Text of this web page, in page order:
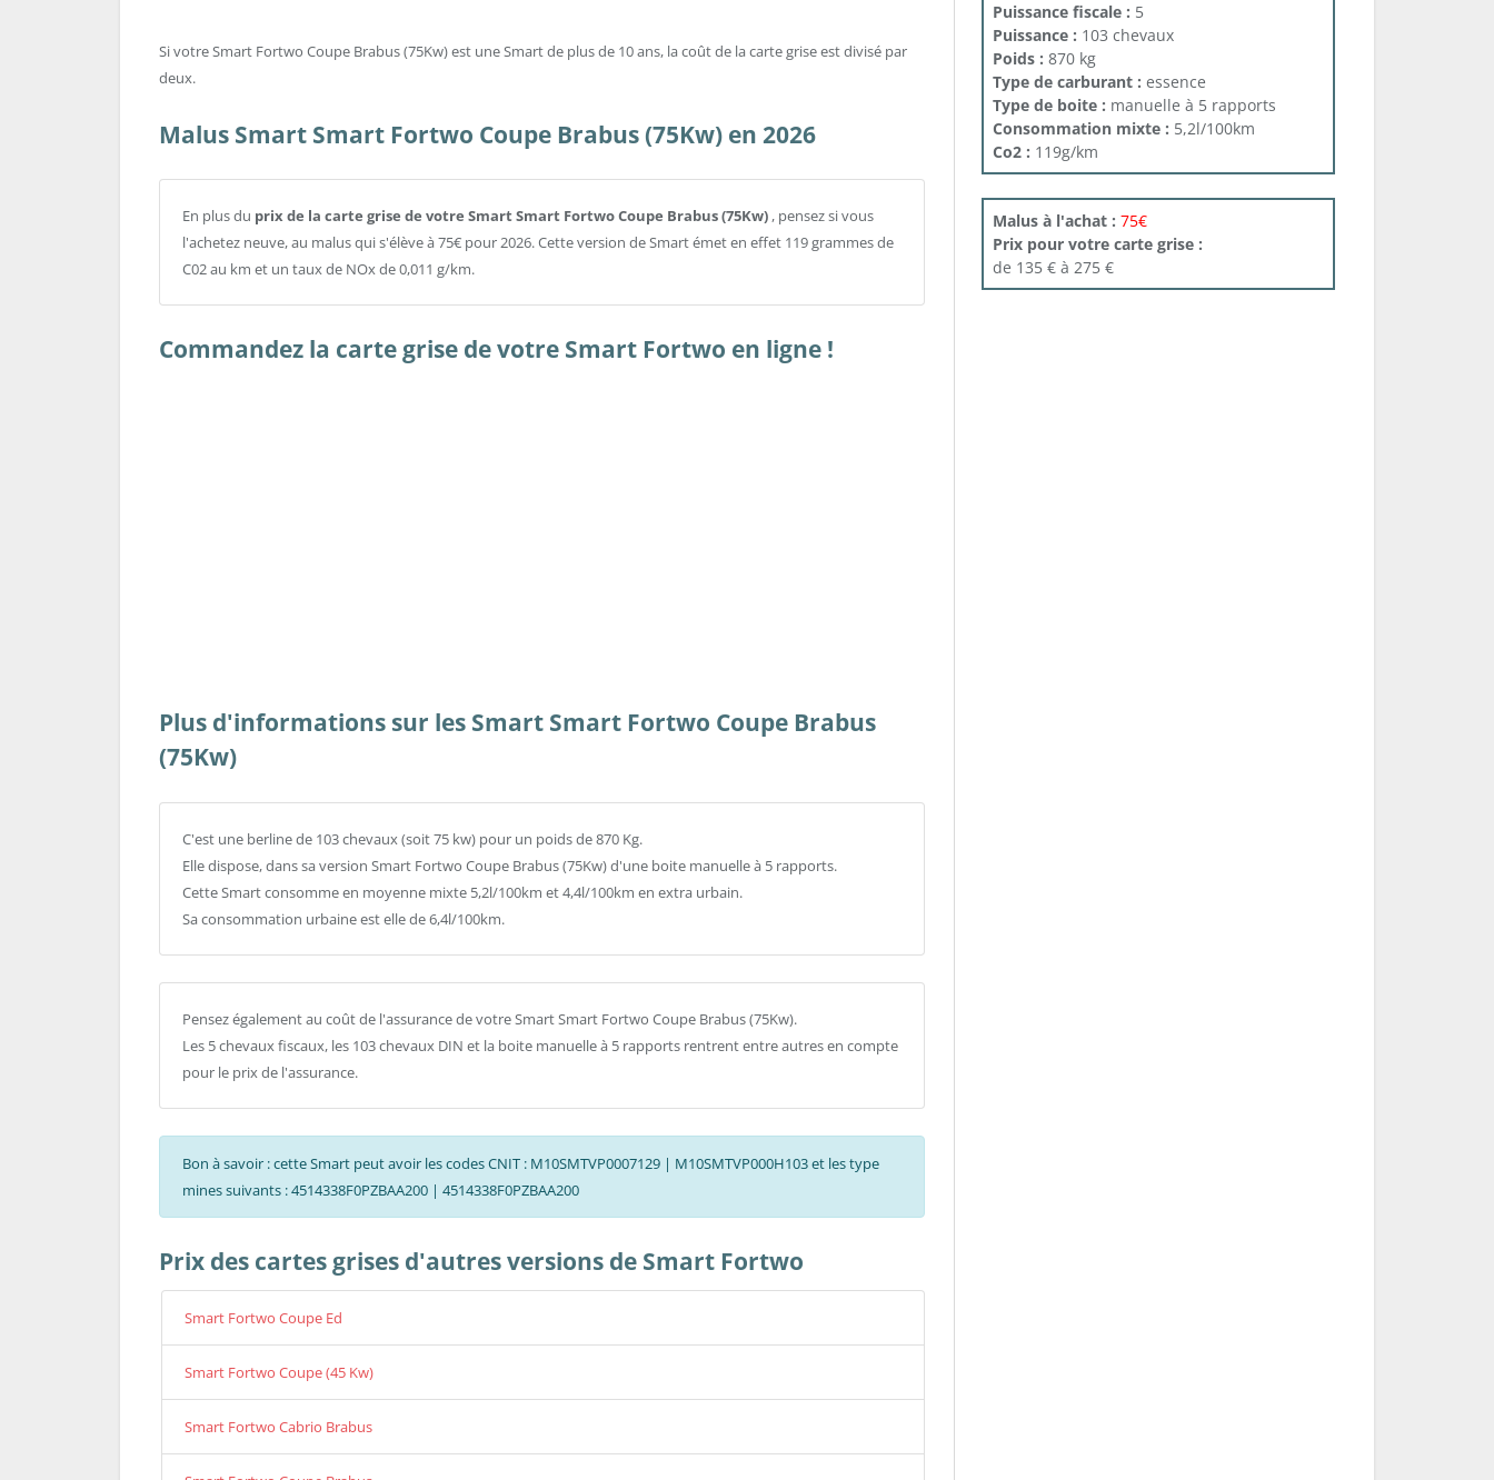
Si votre Smart Fortwo Coupe Brabus (75Kw) est une Smart de plus de 10 ans, la coût de la carte grise est divisé par
deux.
Malus Smart Smart Fortwo Coupe Brabus (75Kw) en 2026
En plus du prix de la carte grise de votre Smart Smart Fortwo Coupe Brabus (75Kw) , pensez si vous
l'achetez neuve, au malus qui s'élève à 75€ pour 2026. Cette version de Smart émet en effet 119 grammes de
C02 au km et un taux de NOx de 0,011 g/km.
Commandez la carte grise de votre Smart Fortwo en ligne !
Plus d'informations sur les Smart Smart Fortwo Coupe Brabus
(75Kw)
C'est une berline de 103 chevaux (soit 75 kw) pour un poids de 870 Kg.
Elle dispose, dans sa version Smart Fortwo Coupe Brabus (75Kw) d'une boite manuelle à 5 rapports.
Cette Smart consomme en moyenne mixte 5,2l/100km et 4,4l/100km en extra urbain.
Sa consommation urbaine est elle de 6,4l/100km.
Pensez également au coût de l'assurance de votre Smart Smart Fortwo Coupe Brabus (75Kw).
Les 5 chevaux fiscaux, les 103 chevaux DIN et la boite manuelle à 5 rapports rentrent entre autres en compte
pour le prix de l'assurance.
Bon à savoir : cette Smart peut avoir les codes CNIT : M10SMTVP0007129 | M10SMTVP000H103 et les type
mines suivants : 4514338F0PZBAA200 | 4514338F0PZBAA200
Prix des cartes grises d'autres versions de Smart Fortwo
Smart Fortwo Coupe Ed
Smart Fortwo Coupe (45 Kw)
Smart Fortwo Cabrio Brabus
Puissance fiscale : 5
Puissance : 103 chevaux
Poids : 870 kg
Type de carburant : essence
Type de boite : manuelle à 5 rapports
Consommation mixte : 5,2l/100km
Co2 : 119g/km
Malus à l'achat : 75€
Prix pour votre carte grise :
de 135 € à 275 €